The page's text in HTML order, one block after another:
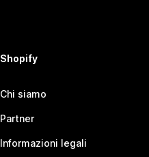
Shopify
Chi siamo
Partner
Informazioni legali